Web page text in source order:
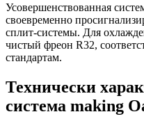
Усовершенствованная
своевременно
сплит-системы. Для
чистый фреон R32,
стандартам.
Технически
система making